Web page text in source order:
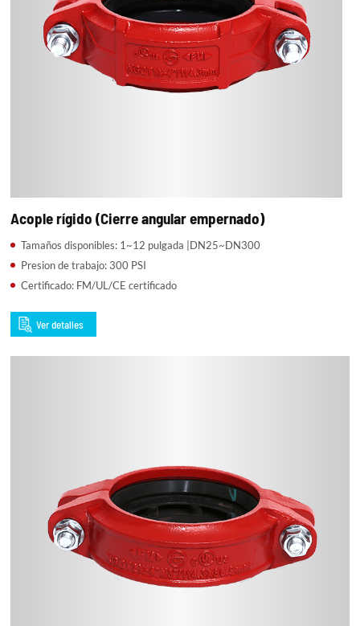
Acople rígido (Cierre angular empernado)
Tamaños disponibles: 1~12 pulgada |DN25~DN300
Presion de trabajo: 300 PSI
Certificado: FM/UL/CE certificado
Ver detalles